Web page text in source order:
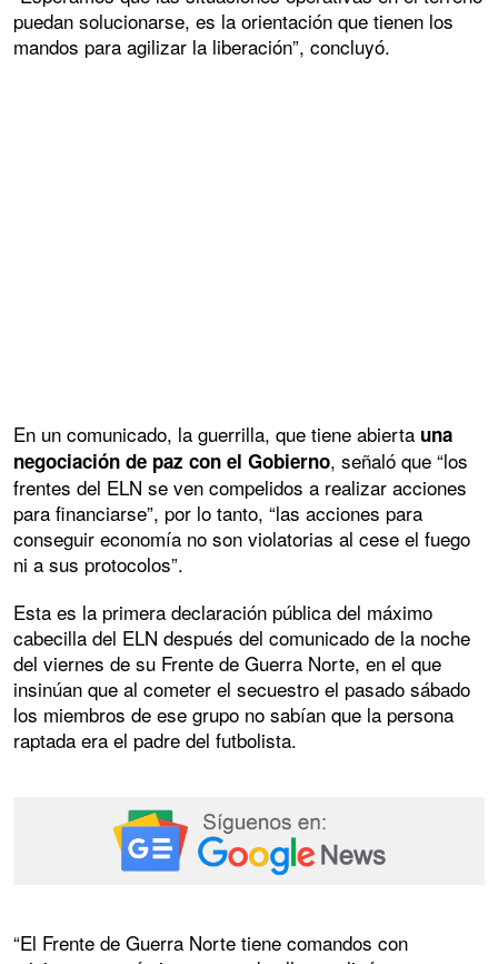
puedan solucionarse, es la orientación que tienen los
mandos para agilizar la liberación”, concluyó.
En un comunicado, la guerrilla, que tiene abierta una
negociación de paz con el Gobierno, señaló que “los
frentes del ELN se ven compelidos a realizar acciones
para financiarse”, por lo tanto, “las acciones para
conseguir economía no son violatorias al cese el fuego
ni a sus protocolos”.
Esta es la primera declaración pública del máximo
cabecilla del ELN después del comunicado de la noche
del viernes de su Frente de Guerra Norte, en el que
insinúan que al cometer el secuestro el pasado sábado
los miembros de ese grupo no sabían que la persona
raptada era el padre del futbolista.
“El Frente de Guerra Norte tiene comandos con